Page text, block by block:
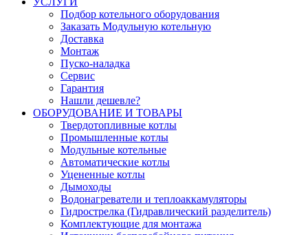
Подбор котельного оборудования
Заказать Модульную котельную
Доставка
Монтаж
Пуско-наладка
Сервис
Гарантия
Нашли дешевле?
ОБОРУДОВАНИЕ И ТОВАРЫ
Твердотопливные котлы
Промышленные котлы
Модульные котельные
Автоматические котлы
Уцененные котлы
Дымоходы
Водонагреватели и теплоаккамуляторы
Гидрострелка (Гидравлический разделитель)
Комплектующие для монтажа